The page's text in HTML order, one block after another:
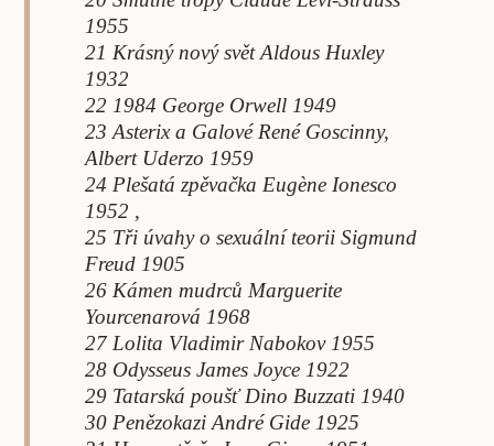
1955
21 Krásný nový svět Aldous Huxley
1932
22 1984 George Orwell 1949
23 Asterix a Galové René Goscinny,
Albert Uderzo 1959
24 Plešatá zpěvačka Eugène Ionesco
1952 ,
25 Tři úvahy o sexuální teorii Sigmund
Freud 1905
26 Kámen mudrců Marguerite
Yourcenarová 1968
27 Lolita Vladimir Nabokov 1955
28 Odysseus James Joyce 1922
29 Tatarská poušť Dino Buzzati 1940
30 Penězokazi André Gide 1925